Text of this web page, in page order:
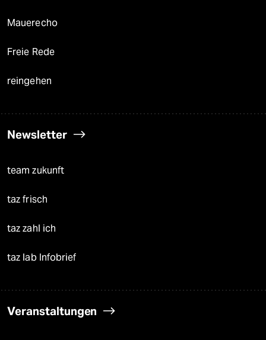
Mauerecho
Freie Rede
reingehen
Newsletter
team zukunft
taz frisch
taz zahl ich
taz lab Infobrief
Veranstaltungen